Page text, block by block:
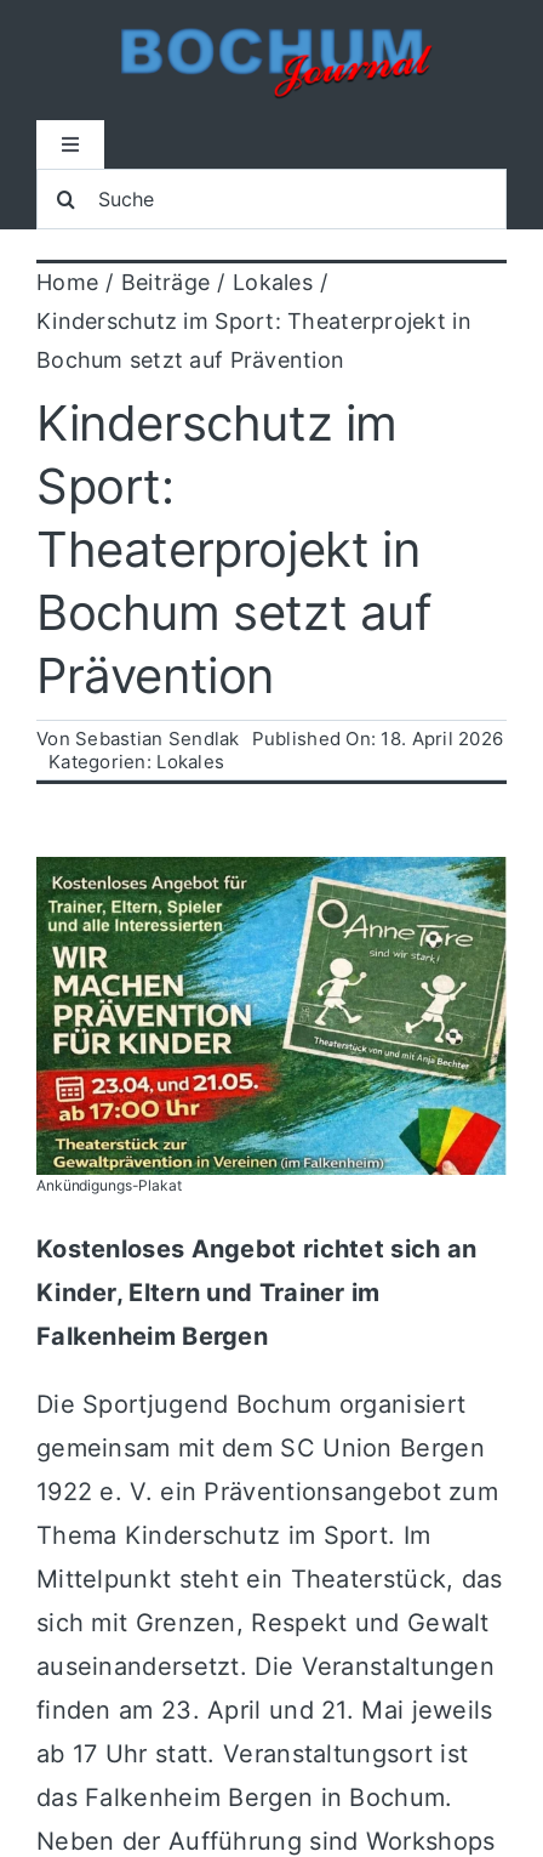
Toggle
Home
Lokal
Blaulicht
Sport
Kultur
Politik
Wirtschaft
Suche
nach:
Home Beiträge
Lokales
Kinderschutz im Sport: Theaterprojekt in
Bochum setzt auf Prävention
Kinderschutz im
Sport:
Theaterprojekt in
Bochum setzt auf
Prävention
Von Sebastian Sendlak
Published On: 18. April 2026
Kategorien: Lokales
Ankündigungs-Plakat
Kostenloses Angebot richtet sich an
Kinder, Eltern und Trainer im
Falkenheim Bergen
Die Sportjugend Bochum organisiert
gemeinsam mit dem SC Union Bergen
1922 e. V. ein Präventionsangebot zum
Thema Kinderschutz im Sport. Im
Mittelpunkt steht ein Theaterstück, das
sich mit Grenzen, Respekt und Gewalt
auseinandersetzt. Die Veranstaltungen
finden am 23. April und 21. Mai jeweils
ab 17 Uhr statt. Veranstaltungsort ist
das Falkenheim Bergen in Bochum.
Neben der Aufführung sind Workshops